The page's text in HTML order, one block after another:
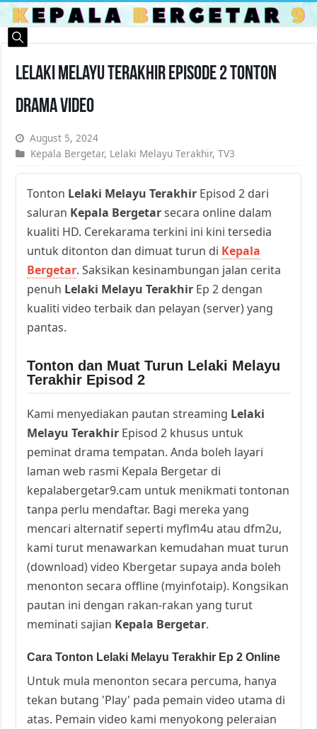
Lelaki Melayu Terakhir Episode 2 Tonton
Drama Video
August 5, 2024
Kepala Bergetar, Lelaki Melayu Terakhir,TV3
Tonton Lelaki Melayu Terakhir Episod 2 dari
saluran Kepala Bergetarsecara online dalam
kualiti HD. Cerekarama terkini ini kini tersedia
untuk ditonton dan dimuat turun di Kepala
Bergetar. Saksikan kesinambungan jalan cerita
penuh Lelaki Melayu Terakhir Ep 2 dengan
kualiti video terbaik dan pelayan (server) yang
pantas.
Tonton dan Muat Turun Lelaki Melayu
Terakhir Episod 2
Kami menyediakan pautan streaming Lelaki
Melayu Terakhir Episod 2 khusus untuk
peminat drama tempatan. Anda boleh layari
laman web rasmi Kepala Bergetar di
kepalabergetar9.cam untuk menikmati tontonan
tanpa perlu mendaftar. Bagi mereka yang
mencari alternatif seperti myflm4u atau dfm2u,
kami turut menawarkan kemudahan muat turun
(download) video Kbergetar supaya anda boleh
menonton secara offline (myinfotaip). Kongsikan
pautan ini dengan rakan-rakan yang turut
meminati sajian Kepala Bergetar.
Cara Tonton Lelaki Melayu Terakhir Ep 2 Online
Untuk mula menonton secara percuma, hanya
tekan butang 'Play' pada pemain video utama di
atas. Pemain video kami menyokong peleraian